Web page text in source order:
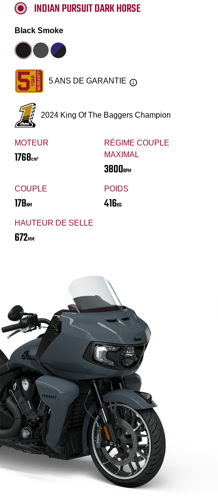
MOTEUR
1768cm³
RÉGIME COUPLE
MAXIMAL
3800RPM
COUPLE
178NM
POIDS
416KG
HAUTEUR DE SELLE
672MM
INDIAN PURSUIT DARK HORSE
Black Smoke
5 ANS DE GARANTIE
2024 King Of The Baggers Champion